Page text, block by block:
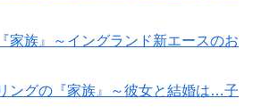
家族』～イングランド新エースのお
ングの『家族』～彼女と結婚は…子